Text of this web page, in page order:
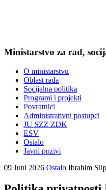
Ministarstvo za rad,
O ministarstvu
Oblast rada
Socijalna politika
Programi i projekti
Povratnici
Administrativni postupci
JU SZZ ZDK
ESV
Ostalo
Javni pozivi
09 Juni 2026 Ostalo Ibrahim